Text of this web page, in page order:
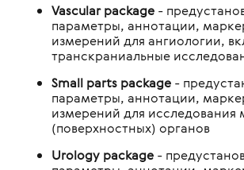
Vascular package -
параметры, аннотации,
измерений для ангиологии,
транскраниальные
Small parts package -
параметры, аннотации,
измерений для исследования
(поверхностных) органов
Urology package -